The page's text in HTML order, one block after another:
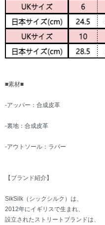
■素材■
-アッパー：合成皮革
-裏地：合成皮革
-アウトソール：ラバー
【ブランド紹介】
SikSilk（シックシルク）は、
2012年にイギリスで生まれ、
設立されたストリートブランドは、